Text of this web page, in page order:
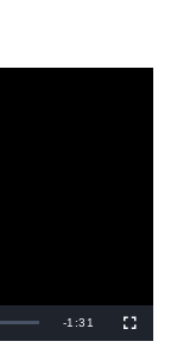
R
-1:31
u